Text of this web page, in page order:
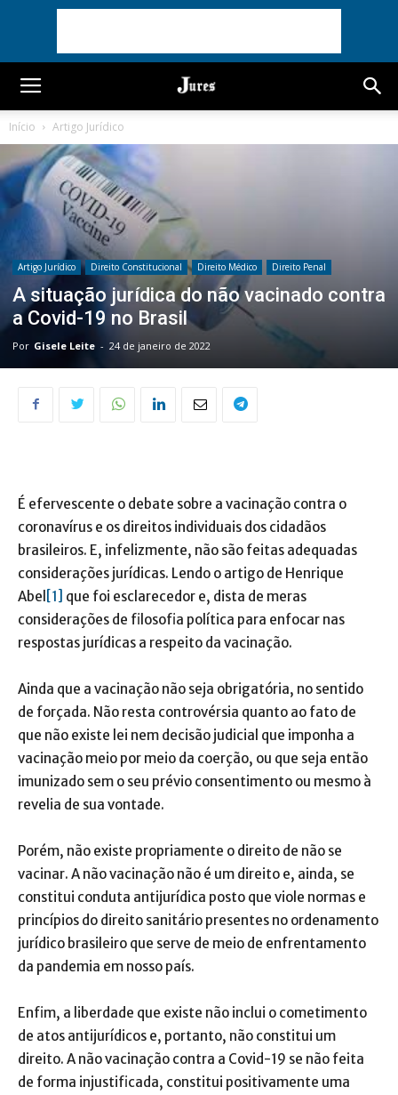
Início Artigo Jurídico
Artigo Jurídico Direito Constitucional Direito Médico Direito Penal
A situação jurídica do não vacinado contra
a Covid-19 no Brasil
Por Gisele Leite - 24 de janeiro de 2022
É efervescente o debate sobre a vacinação contra o
coronavírus e os direitos individuais dos cidadãos
brasileiros. E, infelizmente, não são feitas adequadas
considerações jurídicas. Lendo o artigo de Henrique
Abel [1] que foi esclarecedor e, dista de meras
considerações de filosofia política para enfocar nas
respostas jurídicas a respeito da vacinação.
Ainda que a vacinação não seja obrigatória, no sentido
de forçada. Não resta controvérsia quanto ao fato de
que não existe lei nem decisão judicial que imponha a
vacinação meio por meio da coerção, ou que seja então
imunizado sem o seu prévio consentimento ou mesmo à
revelia de sua vontade.
Porém, não existe propriamente o direito de não se
vacinar. A não vacinação não é um direito e, ainda, se
constitui conduta antijurídica posto que viole normas e
princípios do direito sanitário presentes no ordenamento
jurídico brasileiro que serve de meio de enfrentamento
da pandemia em nosso país.
Enfim, a liberdade que existe não inclui o cometimento
de atos antijurídicos e, portanto, não constitui um
direito. A não vacinação contra a Covid-19 se não feita
de forma injustificada, constitui positivamente uma